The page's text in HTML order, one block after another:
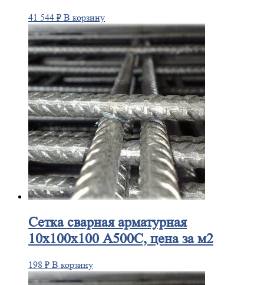
41 544 ₽ В корзину
Сеткасварная арматурная
10х100х100 А500С, цена за м2
198 ₽ В корзину